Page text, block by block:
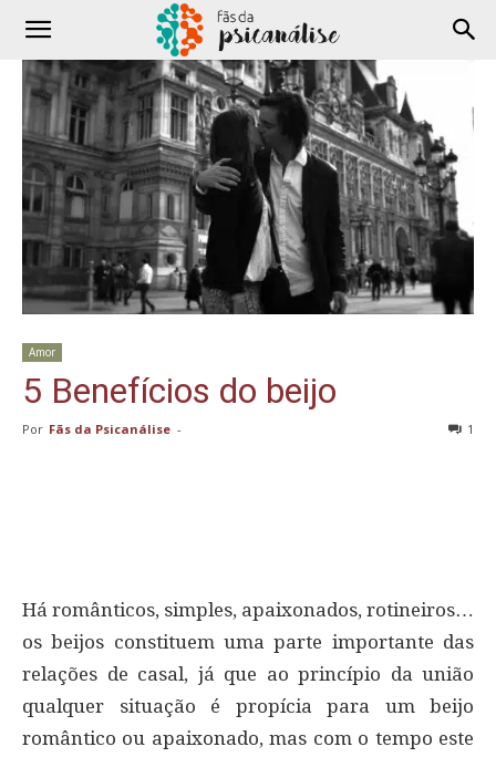
Amor
5 Benefícios do beijo
Por Fãs da Psicanálise - 1
Há românticos, simples, apaixonados, rotineiros…
os beijos constituem uma parte importante das
relações de casal, já que ao princípio da união
qualquer situação é propícia para um beijo
romântico ou apaixonado, mas com o tempo este